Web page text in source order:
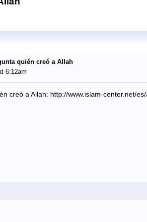
quién creó a Allah
6:12am
creó a Allah: http://www.islam-center.net/